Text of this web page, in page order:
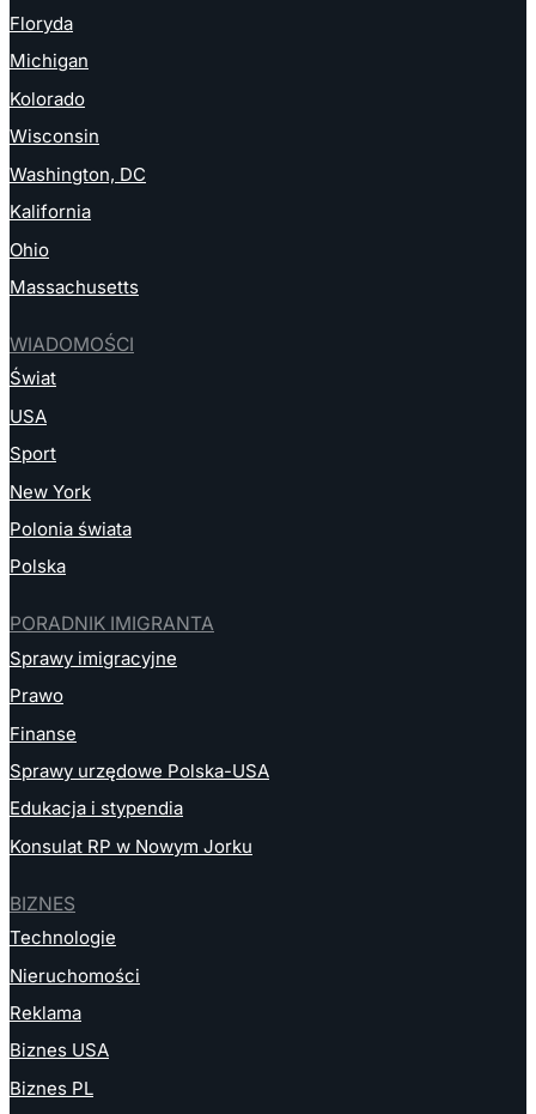
Floryda
Michigan
Kolorado
Wisconsin
Washington, DC
Kalifornia
Ohio
Massachusetts
WIADOMOŚCI
Świat
USA
Sport
New York
Polonia świata
Polska
PORADNIK IMIGRANTA
Sprawy imigracyjne
Prawo
Finanse
Sprawy urzędowe Polska-USA
Edukacja i stypendia
Konsulat RP w Nowym Jorku
BIZNES
Technologie
Nieruchomości
Reklama
Biznes USA
Biznes PL